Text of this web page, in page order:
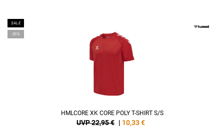
SALE
-55%
HMLCORE XK CORE POLY T-SHIRT S/S
UVP 22,95 € | 10,33€